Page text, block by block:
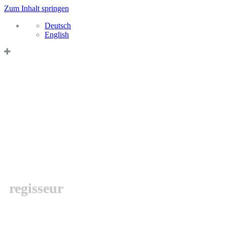
Zum Inhalt springen
Deutsch
English
regisseur
Datenschutzerklärung & Cookies